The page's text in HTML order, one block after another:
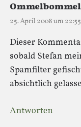
Ommelbommel
25. April 2008 um
Dieser
sobald Stefan
Spamfilter
absichtlich
Antworten